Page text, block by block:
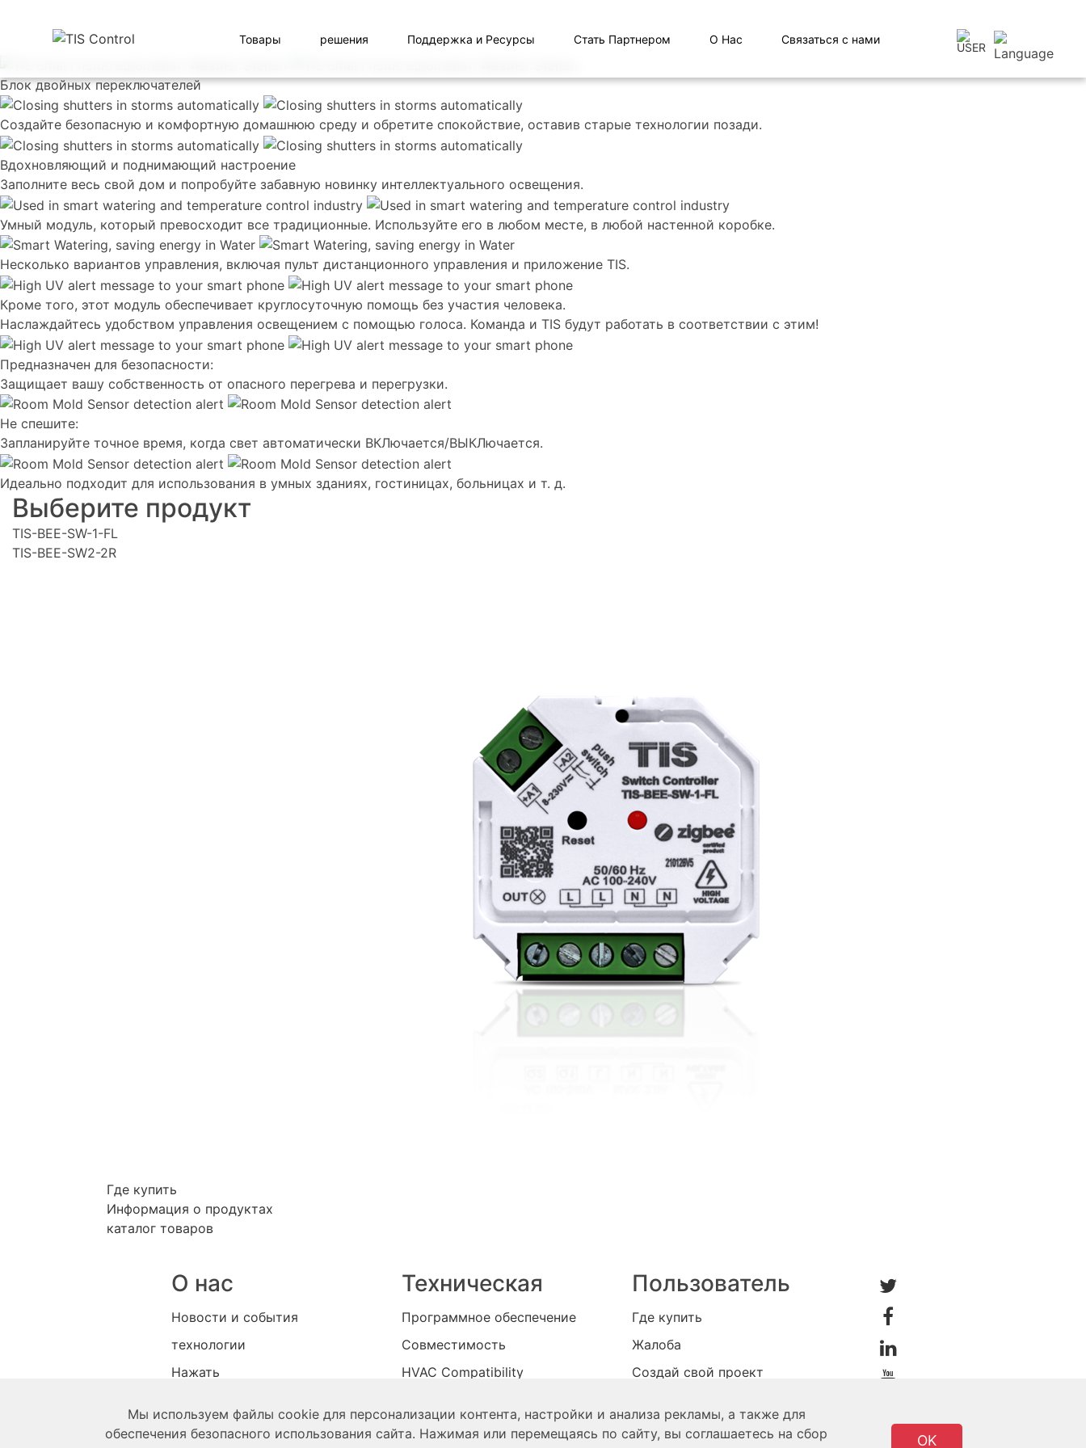
Товары решения Поддержка и Ресурсы Стать Партнером О Нас Связаться с нами
Блок двойных переключателей
Создайте безопасную и комфортную домашнюю среду и обретите спокойствие, оставив старые технологии позади.
Вдохновляющий и поднимающий настроение
Заполните весь свой дом и попробуйте забавную новинку интеллектуального освещения.
Умный модуль, который превосходит все традиционные. Используйте его в любом месте, в любой настенной коробке.
Несколько вариантов управления, включая пульт дистанционного управления и приложение TIS.
Кроме того, этот модуль обеспечивает круглосуточную помощь без участия человека.
Наслаждайтесь удобством управления освещением с помощью голоса. Команда и TIS будут работать в соответствии с этим!
Предназначен для безопасности:
Защищает вашу собственность от опасного перегрева и перегрузки.
Не спешите:
Запланируйте точное время, когда свет автоматически ВКЛючается/ВЫКЛючается.
Идеально подходит для использования в умных зданиях, гостиницах, больницах и т. д.
Выберите продукт
TIS-BEE-SW-1-FL
TIS-BEE-SW2-2R
Где купить
Информация о продуктах
каталог товаров
О нас
Новости и события
технологии
Нажать
Магазин
Техническая
Программное обеспечение
Совместимость
HVAC Compatibility
Связаться с нами
Пользователь
Где купить
Жалоба
Создай свой проект
Мы используем файлы cookie для персонализации контента, настройки и анализа рекламы, а также для
обеспечения безопасного использования сайта. Нажимая или перемещаясь по сайту, вы соглашаетесь на сбор
OK